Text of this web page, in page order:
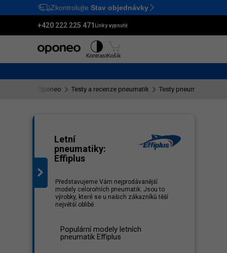
Ctrl M
Zkontrolujte Stav objednávky
+420 222 225 471 Linky vypnuté
KontrastKošík
Oponeo Testy a recenze pneumatik Testy pneumatik
Letní
pneumatiky:
Effiplus
Představujeme Vám nejprodávanější
modely celorořních pneumatik. Jsou to
výrobky, které se u našich zákazníků těší
největší oblibě.
Populární modely letních
pneumatik Effiplus